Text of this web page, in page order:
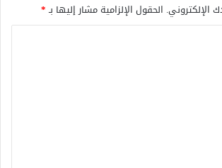
الإلكتروني. الحقول الإلزامية مشار إليها بـ*